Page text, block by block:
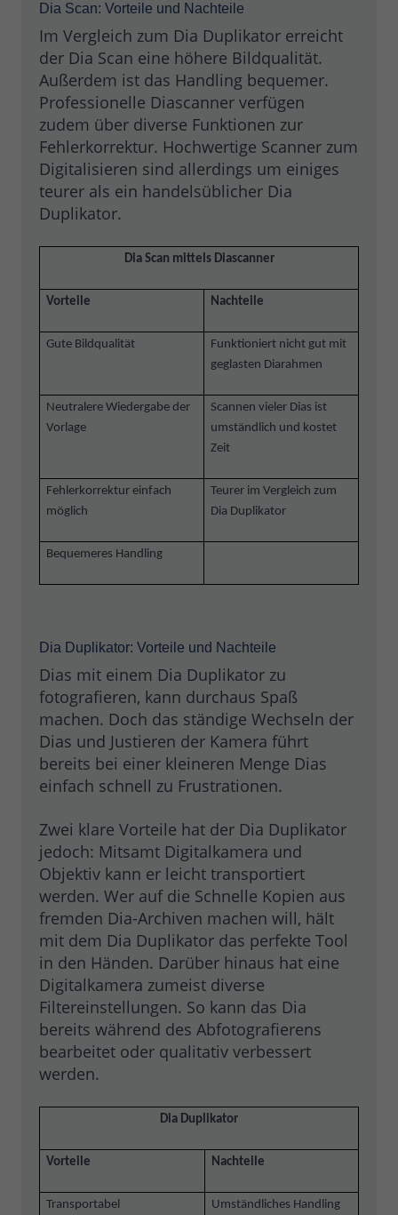
Dia Scan: Vorteile und Nachteile
Im Vergleich zum Dia Duplikator erreicht
der Dia Scan eine höhere Bildqualität.
Außerdem ist das Handling bequemer.
Professionelle Diascanner verfügen
zudem über diverse Funktionen zur
Fehlerkorrektur. Hochwertige Scanner zum
Digitalisieren sind allerdings um einiges
teurer als ein handelsüblicher Dia
Duplikator.
Dia Scan mittels Diascanner
Vorteile Nachteile
Gute Bildqualität
Funktioniert nicht gut mit
geglasten Diarahmen
Neutralere Wiedergabe der
Vorlage
Scannen vieler Dias ist
umständlich und kostet
Zeit
Fehlerkorrektur einfach
möglich
Teurer im Vergleich zum
Dia Duplikator
Bequemeres Handling
Dia Duplikator: Vorteile und Nachteile
Dias mit einem Dia Duplikator zu
fotografieren, kann durchaus Spaß
machen. Doch das ständige Wechseln der
Dias und Justieren der Kamera führt
bereits bei einer kleineren Menge Dias
einfach schnell zu Frustrationen.
Zwei klare Vorteile hat der Dia Duplikator
jedoch: Mitsamt Digitalkamera und
Objektiv kann er leicht transportiert
werden. Wer auf die Schnelle Kopien aus
fremden Dia-Archiven machen will, hält
mit dem Dia Duplikator das perfekte Tool
in den Händen. Darüber hinaus hat eine
Digitalkamera zumeist diverse
Filtereinstellungen. So kann das Dia
bereits während des Abfotografierens
bearbeitet oder qualitativ verbessert
werden.
Dia Duplikator
Vorteile Nachteile
Transportabel Umständliches Handling